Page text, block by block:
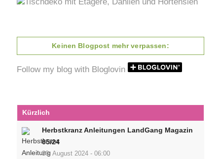
Keinen Blogpost mehr verpassen:
Follow my blog with Bloglovin
Kürzlich
Herbstkranz Anleitungen LandGang Magazin
05/24
30. August 2024 - 06:00